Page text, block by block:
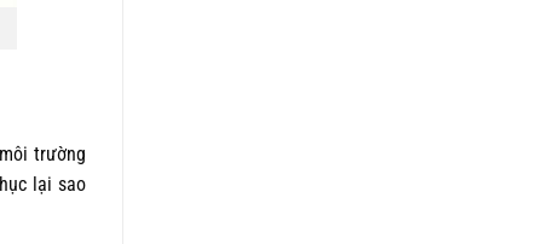
trường
lại sao